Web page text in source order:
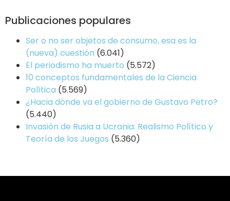
Publicaciones populares
Ser o no ser objetos de consumo, esa es la
(nueva) cuestión (6.041)
El periodismo ha muerto (5.572)
10 conceptos fundamentales de la Ciencia
Política (5.569)
¿Hacia dónde va el gobierno de Gustavo Petro?
(5.440)
Invasión de Rusia a Ucrania: Realismo Político y
Teoría de los Juegos (5.360)